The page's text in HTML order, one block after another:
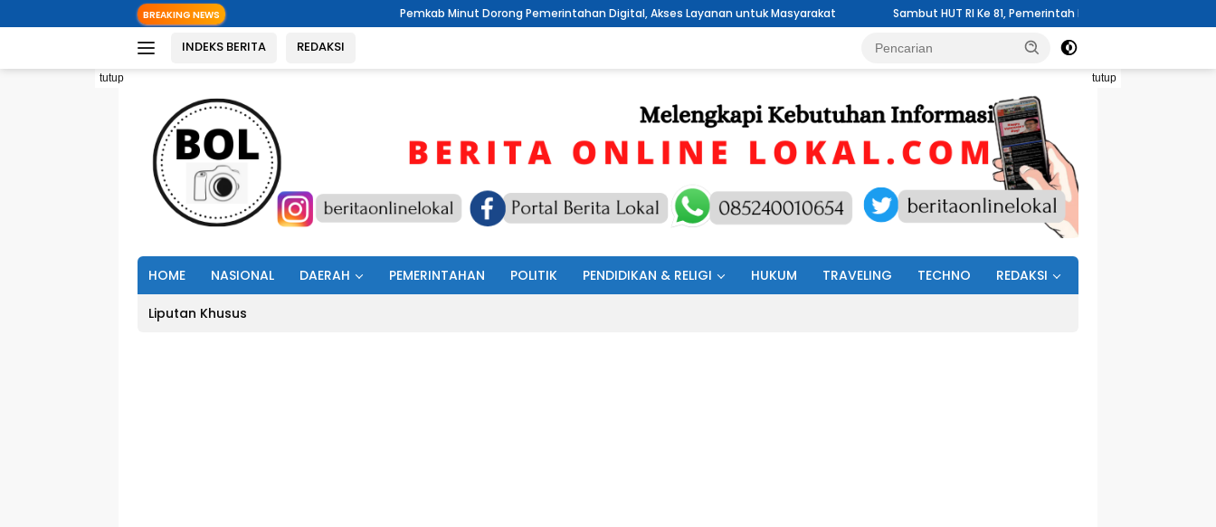
ke
BREAKING NEWS Pemkab Minut Dorong Pemerintahan Digital, Akses Layanan untuk Masyarakat Sambut HUT RI Ke 81, Pemerintah Kelurahan Wawali Mengelar Jumat Bersih
INDEKS BERITA REDAKSI
tutup tutup
HOME NASIONAL DAERAH PEMERINTAHAN POLITIK PENDIDIKAN & RELIGI HUKUM TRAVELING TECHNO REDAKSI
Liputan Khusus